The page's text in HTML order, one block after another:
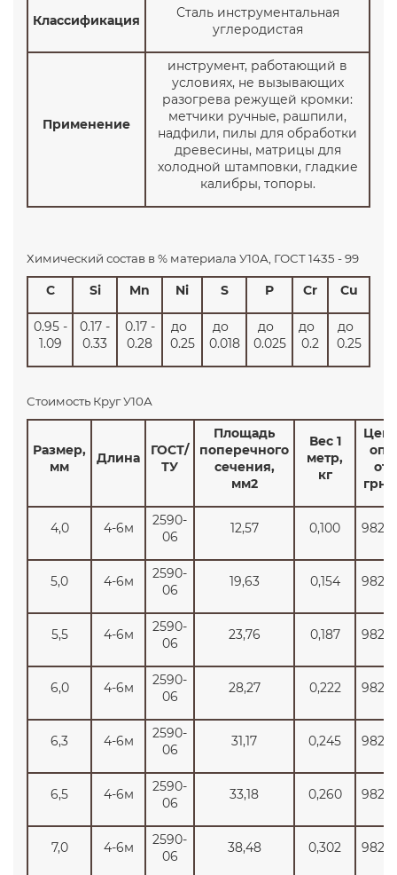
Классификация
Сталь инструментальная
углеродистая
Применение
инструмент, работающий в
условиях, не вызывающих
разогрева режущей кромки:
метчики ручные, рашпили,
надфили, пилы для обработки
древесины, матрицы для
холодной штамповки, гладкие
калибры, топоры.
Химический состав в % материала У10А, ГОСТ 1435 - 99
C Si Mn Ni S P Cr Cu
0.95 -
1.09
0.17 -
0.33
0.17 -
0.28
до
0.25
до
0.018
до
0.025
до
0.2
до
0.25
Стоимость Круг У10А
Размер,
мм
Длина
ГОСТ/
ТУ
Площадь
поперечного
сечения,
мм2
Вес 1
метр,
кг
Цена
опт
от
грн/т
4,0 4-6м
2590-
06
12,57 0,100
5,0 4-6м
2590-
06
19,63 0,154
5,5 4-6м
2590-
06
23,76 0,187
6,0 4-6м
2590-
06
28,27 0,222
6,3 4-6м
2590-
06
31,17 0,245
6,5 4-6м
2590-
06
33,18 0,260
7,0 4-6м
2590-
06
38,48 0,302